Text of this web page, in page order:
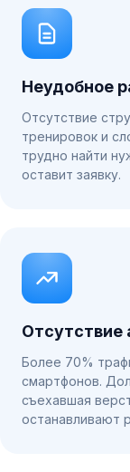
Неудобное
Отсутствие
тренировок и
трудно найти
оставит заявку.
Отсутствие
Более 70%
смартфонов.
съехавшая
останавливают